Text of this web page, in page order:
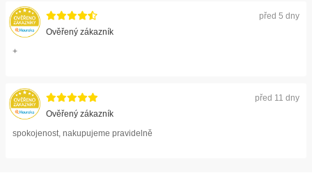
před 5 dny
Ověřený zákazník
+
před 11 dny
Ověřený zákazník
spokojenost, nakupujeme pravidelně